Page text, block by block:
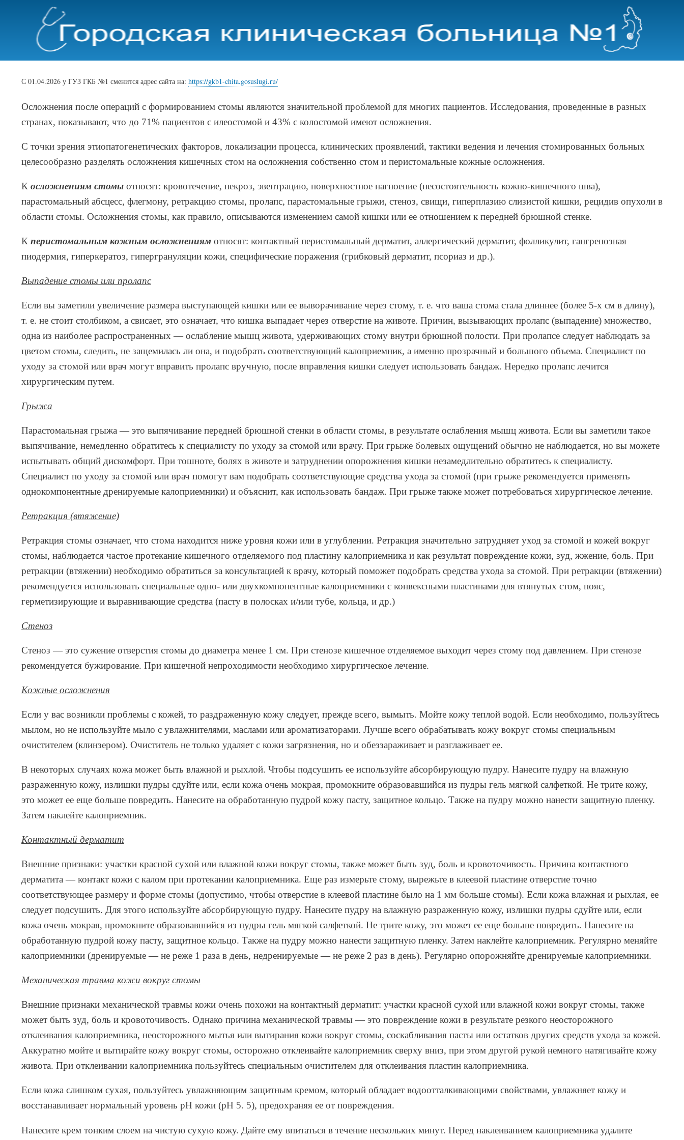
основному
содержанию
С 01.04.2026 у ГУЗ ГКБ №1 сменится адрес сайта на: https://gkb1-chita.gosuslugi.ru/
Осложнения после операций с формированием стомы являются значительной проблемой для многих пациентов. Исследования, проведенные в разных
странах, показывают, что до 71% пациентов с илеостомой и 43% с колостомой имеют осложнения.
С точки зрения этиопатогенетических факторов, локализации процесса, клинических проявлений, тактики ведения и лечения стомированных больных
целесообразно разделять осложнения кишечных стом на осложнения собственно стом и перистомальные кожные осложнения.
К осложнениям стомы относят: кровотечение, некроз, эвентрацию, поверхностное нагноение (несостоятельность кожно-кишечного шва),
парастомальный абсцесс, флегмону, ретракцию стомы, пролапс, парастомальные грыжи, стеноз, свищи, гиперплазию слизистой кишки, рецидив опухоли в
области стомы. Осложнения стомы, как правило, описываются изменением самой кишки или ее отношением к передней брюшной стенке.
К перистомальным кожным осложнениям относят: контактный перистомальный дерматит, аллергический дерматит, фолликулит, гангренозная
пиодермия, гиперкератоз, гипергрануляции кожи, специфические поражения (грибковый дерматит, псориаз и др.).
Выпадение стомы или пролапс
Если вы заметили увеличение размера выступающей кишки или ее выворачивание через стому, т. е. что ваша стома стала длиннее (более 5‑х см в длину),
т. е. не стоит столбиком, а свисает, это означает, что кишка выпадает через отверстие на животе. Причин, вызывающих пролапс (выпадение) множество,
одна из наиболее распространенных — ослабление мышц живота, удерживающих стому внутри брюшной полости. При пролапсе следует наблюдать за
цветом стомы, следить, не защемилась ли она, и подобрать соответствующий калоприемник, а именно прозрачный и большого объема. Специалист по
уходу за стомой или врач могут вправить пролапс вручную, после вправления кишки следует использовать бандаж. Нередко пролапс лечится
хирургическим путем.
Грыжа
Парастомальная грыжа — это выпячивание передней брюшной стенки в области стомы, в результате ослабления мышц живота. Если вы заметили такое
выпячивание, немедленно обратитесь к специалисту по уходу за стомой или врачу. При грыже болевых ощущений обычно не наблюдается, но вы можете
испытывать общий дискомфорт. При тошноте, болях в животе и затруднении опорожнения кишки незамедлительно обратитесь к специалисту.
Специалист по уходу за стомой или врач помогут вам подобрать соответствующие средства ухода за стомой (при грыже рекомендуется применять
однокомпонентные дренируемые калоприемники) и объяснит, как использовать бандаж. При грыже также может потребоваться хирургическое лечение.
Ретракция (втяжение)
Ретракция стомы означает, что стома находится ниже уровня кожи или в углублении. Ретракция значительно затрудняет уход за стомой и кожей вокруг
стомы, наблюдается частое протекание кишечного отделяемого под пластину калоприемника и как результат повреждение кожи, зуд, жжение, боль. При
ретракции (втяжении) необходимо обратиться за консультацией к врачу, который поможет подобрать средства ухода за стомой. При ретракции (втяжении)
рекомендуется использовать специальные одно- или двухкомпонентные калоприемники с конвексными пластинами для втянутых стом, пояс,
герметизирующие и выравнивающие средства (пасту в полосках и/или тубе, кольца, и др.)
Стеноз
Стеноз — это сужение отверстия стомы до диаметра менее 1 см. При стенозе кишечное отделяемое выходит через стому под давлением. При стенозе
рекомендуется бужирование. При кишечной непроходимости необходимо хирургическое лечение.
Кожные осложнения
Если у вас возникли проблемы с кожей, то раздраженную кожу следует, прежде всего, вымыть. Мойте кожу теплой водой. Если необходимо, пользуйтесь
мылом, но не используйте мыло с увлажнителями, маслами или ароматизаторами. Лучше всего обрабатывать кожу вокруг стомы специальным
очистителем (клинзером). Очиститель не только удаляет с кожи загрязнения, но и обеззараживает и разглаживает ее.
В некоторых случаях кожа может быть влажной и рыхлой. Чтобы подсушить ее используйте абсорбирующую пудру. Нанесите пудру на влажную
разраженную кожу, излишки пудры сдуйте или, если кожа очень мокрая, промокните образовавшийся из пудры гель мягкой салфеткой. Не трите кожу,
это может ее еще больше повредить. Нанесите на обработанную пудрой кожу пасту, защитное кольцо. Также на пудру можно нанести защитную пленку.
Затем наклейте калоприемник.
Контактный дерматит
Внешние признаки: участки красной сухой или влажной кожи вокруг стомы, также может быть зуд, боль и кровоточивость. Причина контактного
дерматита — контакт кожи с калом при протекании калоприемника. Еще раз измерьте стому, вырежьте в клеевой пластине отверстие точно
соответствующее размеру и форме стомы (допустимо, чтобы отверстие в клеевой пластине было на 1 мм больше стомы). Если кожа влажная и рыхлая, ее
следует подсушить. Для этого используйте абсорбирующую пудру. Нанесите пудру на влажную разраженную кожу, излишки пудры сдуйте или, если
кожа очень мокрая, промокните образовавшийся из пудры гель мягкой салфеткой. Не трите кожу, это может ее еще больше повредить. Нанесите на
обработанную пудрой кожу пасту, защитное кольцо. Также на пудру можно нанести защитную пленку. Затем наклейте калоприемник. Регулярно меняйте
калоприемники (дренируемые — не реже 1 раза в день, недренируемые — не реже 2 раз в день). Регулярно опорожняйте дренируемые калоприемники.
Механическая травма кожи вокруг стомы
Внешние признаки механической травмы кожи очень похожи на контактный дерматит: участки красной сухой или влажной кожи вокруг стомы, также
может быть зуд, боль и кровоточивость. Однако причина механической травмы — это повреждение кожи в результате резкого неосторожного
отклеивания калоприемника, неосторожного мытья или вытирания кожи вокруг стомы, соскабливания пасты или остатков других средств ухода за кожей.
Аккуратно мойте и вытирайте кожу вокруг стомы, осторожно отклеивайте калоприемник сверху вниз, при этом другой рукой немного натягивайте кожу
живота. При отклеивании калоприемника пользуйтесь специальным очистителем для отклеивания пластин калоприемника.
Если кожа слишком сухая, пользуйтесь увлажняющим защитным кремом, который обладает водоотталкивающими свойствами, увлажняет кожу и
восстанавливает нормальный уровень pH кожи (рН 5. 5), предохраняя ее от повреждения.
Нанесите крем тонким слоем на чистую сухую кожу. Дайте ему впитаться в течение нескольких минут. Перед наклеиванием калоприемника удалите